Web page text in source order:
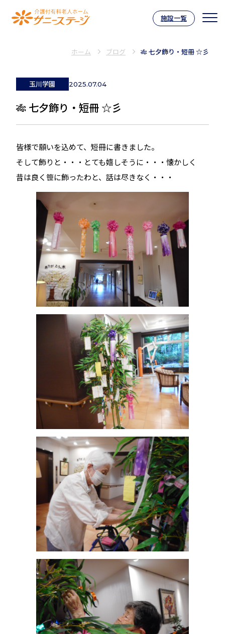
介護付有料老人ホーム サニーステー
施設一覧
ホーム ブログ 🎋 七夕飾り・短冊 ☆彡
玉川学園 2025.07.04
🎋 七夕飾り・短冊 ☆彡
皆様で願いを込めて、短冊に書きました。
そして飾りと・・・とても嬉しそうに・・・懐かしく
昔は良く笹に飾ったわと、話は尽きなく・・・